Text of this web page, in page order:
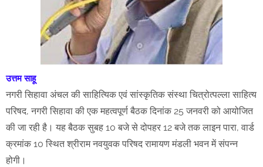
उत्तम साहू
नगरी सिहावा अंचल की साहित्यिक एवं सांस्कृतिक संस्था चित्रोत्पल्ला साहित्य
परिषद, नगरी सिहावा की एक महत्वपूर्ण बैठक दिनांक 25 जनवरी को आयोजित
की जा रही है। यह बैठक सुबह 10 बजे से दोपहर 12 बजे तक लाइन पारा, वार्ड
क्रमांक 10 स्थित श्रीराम नवयुवक परिषद रामायण मंडली भवन में संपन्न
होगी।